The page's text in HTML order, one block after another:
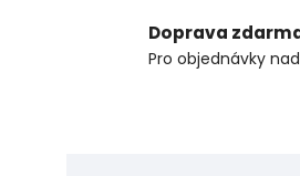
Doprava
Pro objednávky